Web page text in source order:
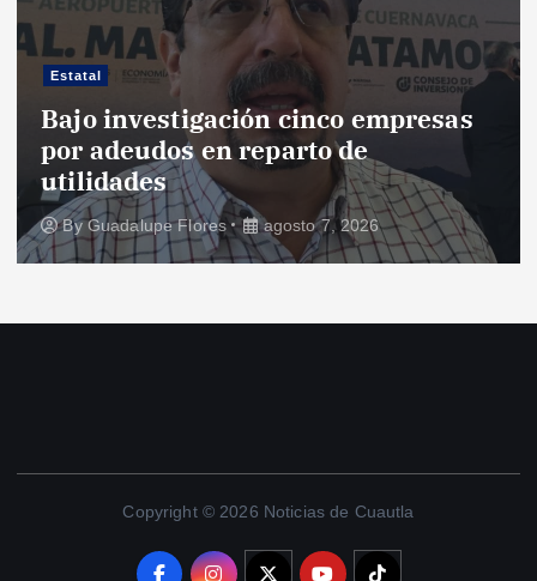
Estatal
Bajo investigación cinco empresas
por adeudos en reparto de
utilidades
ByGuadalupe Flores agosto 7, 2026
Copyright © 2026 Noticias de Cuautla